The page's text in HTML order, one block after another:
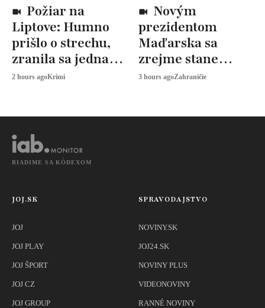
Liptove: Humno
prišlo o strechu,
zranila sa jedna
osoba
2 hours agoKrimi
prezidentom
Maďarska sa
zrejme stane
András Baka.
3 hours agoZahraničie
RIADIME SA KÓDEXOM
JOJ.SK
JOJ
JOJ PLAY
JOJ ŠPORT
JOJ CZ
JOJ GROUP
SPRAVODAJSTVO
NOVINY.SK
JOJ24.SK
NOVINY PLUS
VIDEONOVINY
RANNÉ NOVINY